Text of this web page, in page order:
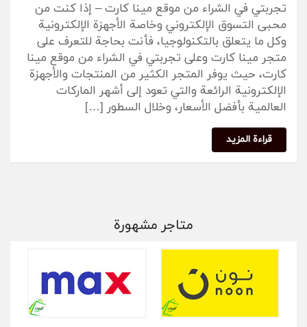
تجربتي في الشراء من موقع مينا كارت – إذا كنت من
محبى التسوق الإلكتروني وخاصة الأجهزة الإلكترونية
وكل ما يتعلق بالتكنولوجيا، فأنت بحاجة للتعرف على
متجر مينا كارت وعلى تجربتي في الشراء من موقع مينا
كارت، حيث يوفر المتجر الكثير من المنتجات والأجهزة
الإلكترونية الرائعة والتي تعود إلى أشهر الماركات
العالمية بأفضل الأسعار، وخلال السطور […]
قراءة المزيد
متاجر مشهورة